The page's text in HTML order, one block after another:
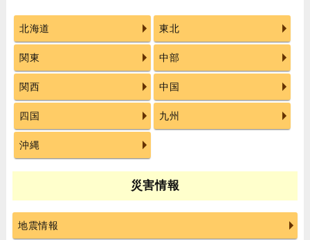
北海道 東北
関東 中部
関西 中国
四国 九州
沖縄
災害情報
地震情報